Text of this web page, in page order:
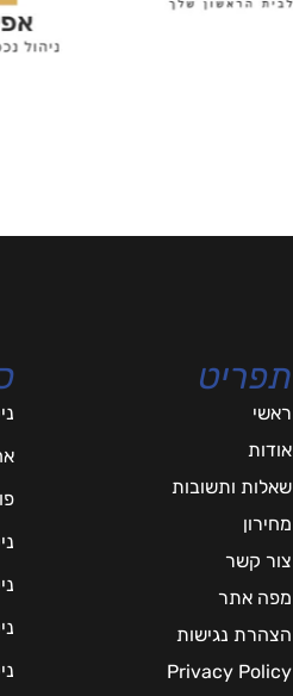
תפריט
ראשי
אודות
שאלות ותשובות
מחירון
צור קשר
מפה אתר
הצהרת נגישות
Privacy Policy